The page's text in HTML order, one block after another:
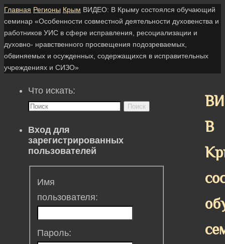
Главная Регионы Крым ВИДЕО: В Крыму состоялся обучающий
семинар «Особенности совместной деятельности духовенства и
работников УИС в сфере исправления, ресоциализации и
духовно- нравственного просвещения подозреваемых,
обвиняемых и осужденных, содержащихся в исправительных
учреждениях и СИЗО»
В
Что искать:
Поиск
Вход для
зарегистрированных
пользователей
Имя
пользователя:
Пароль: